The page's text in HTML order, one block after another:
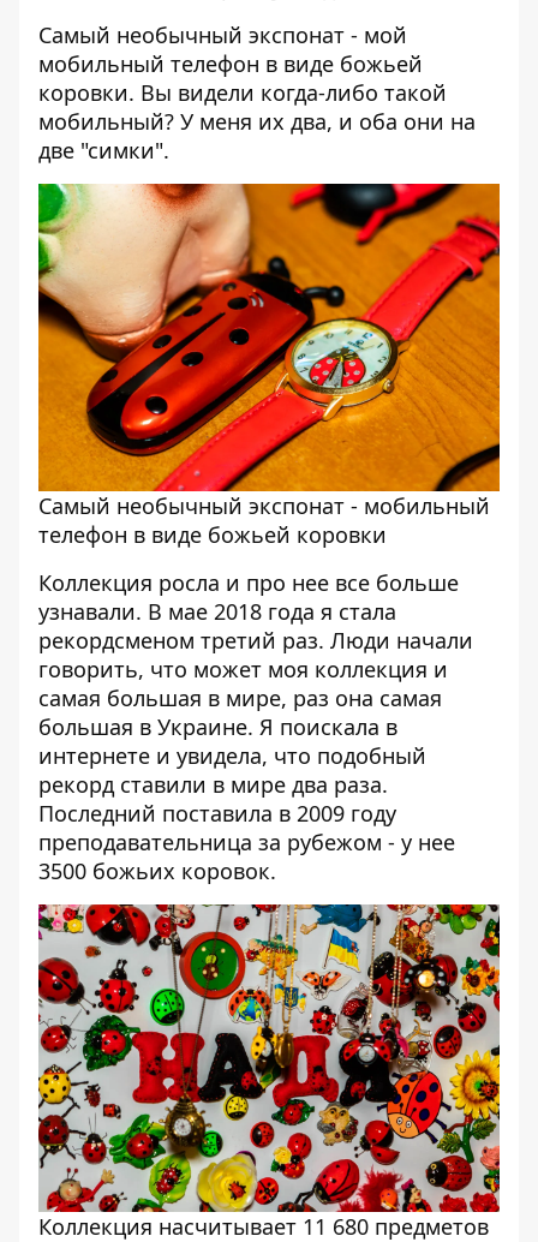
Самый необычный экспонат - мой
мобильный телефон в виде божьей
коровки. Вы видели когда-либо такой
мобильный? У меня их два, и оба они на
две "симки".
Самый необычный экспонат - мобильный
телефон в виде божьей коровки
Коллекция росла и про нее все больше
узнавали. В мае 2018 года я стала
рекордсменом третий раз. Люди начали
говорить, что может моя коллекция и
самая большая в мире, раз она самая
большая в Украине. Я поискала в
интернете и увидела, что подобный
рекорд ставили в мире два раза.
Последний поставила в 2009 году
преподавательница за рубежом - у нее
3500 божьих коровок.
Коллекция насчитывает 11 680 предметов